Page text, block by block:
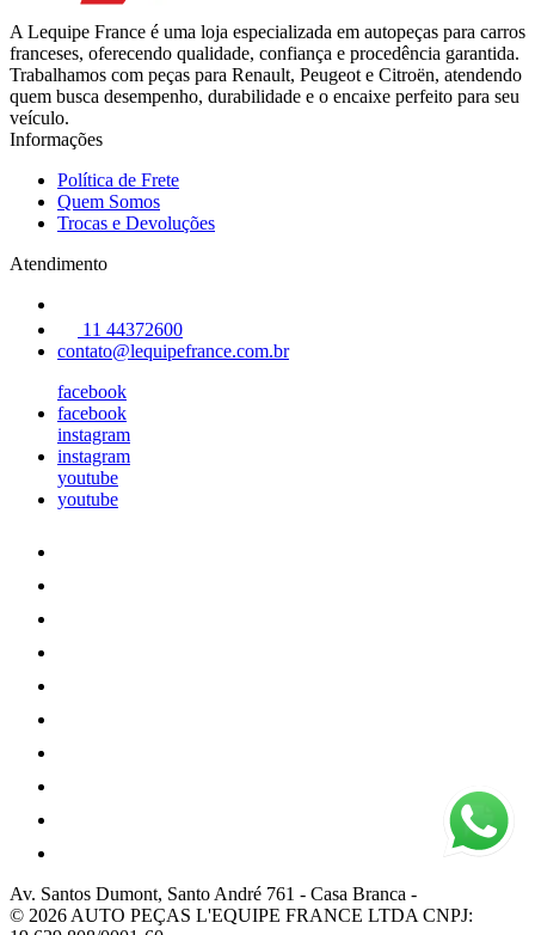
A Lequipe France é uma loja especializada em autopeças para carros
franceses, oferecendo qualidade, confiança e procedência garantida.
Trabalhamos com peças para Renault, Peugeot e Citroën, atendendo
quem busca desempenho, durabilidade e o encaixe perfeito para seu
veículo.
Informações
Política de Frete
Quem Somos
Trocas e Devoluções
Atendimento
11 44372600
contato@lequipefrance.com.br
facebook
facebook
instagram
instagram
youtube
youtube
Av. Santos Dumont, Santo André 761 - Casa Branca -
© 2026 AUTO PEÇAS L'EQUIPE FRANCE LTDA CNPJ: